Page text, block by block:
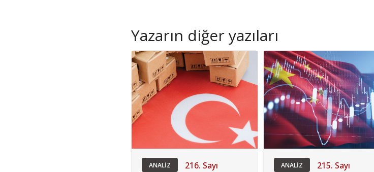
Yazarın diğer yazıları
ANALİZ 216. Sayı ANALİZ 215. Sayı